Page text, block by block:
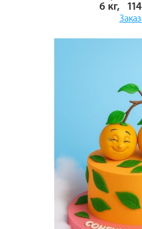
6 кг,